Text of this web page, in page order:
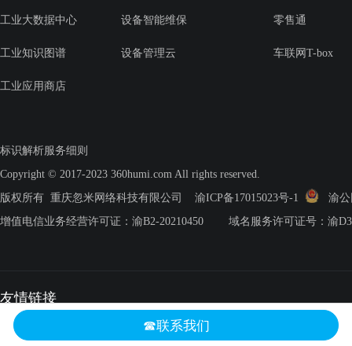
工业大数据中心 设备智能维保
工业知识图谱 设备管理云
工业应用商店
零售通
车联网T-box
标识解析服务细则
Copyright © 2017-2023 360humi.com All rights reserved.
版权所有 重庆忽米网络科技有限公司 渝ICP备17015023号-1
渝公
增值电信业务经营许可证：渝B2-20210450 域名服务许可证号：渝
友情链接
宗申产业集团 工业机器人 协同
☎联系我们